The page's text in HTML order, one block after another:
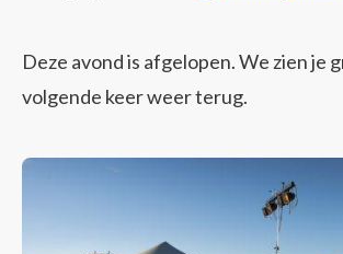
Deze avond is afgelopen. We zien je
volgende keer weer terug.